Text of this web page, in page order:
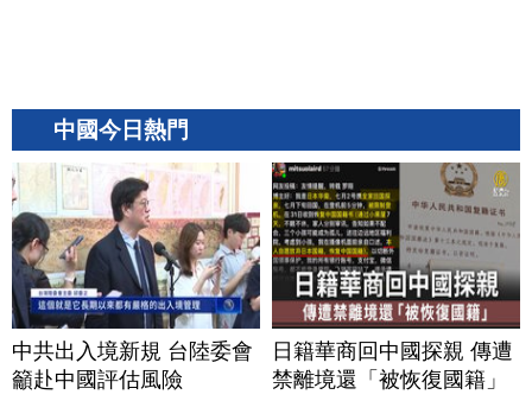
中國今日熱門
中共出入境新規 台陸委會
籲赴中國評估風險
日籍華商回中國探親 傳遭
禁離境還「被恢復國籍」